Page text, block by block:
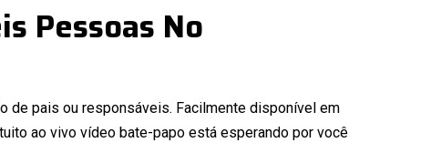
Pessoas No
de pais ou responsáveis. Facilmente disponível em
ao vivo vídeo bate-papo está esperando por você